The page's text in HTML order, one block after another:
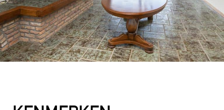
adviezen, is zeer punctueel en betrouwbaar.
2025-08-26